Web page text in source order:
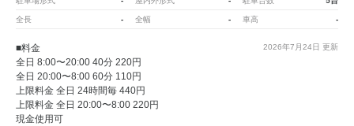
全長 - 全幅 - 車高 -
2026年7月24日 更新
■料金
全日 8:00〜20:00 40分 220円
全日 20:00〜8:00 60分 110円
上限料金 全日 24時間毎 440円
上限料金 全日 20:00〜8:00 220円
現金使用可